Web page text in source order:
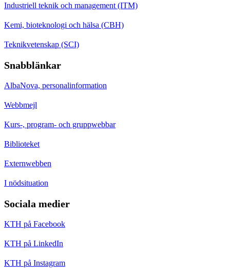
Industriell teknik och management (ITM)
Kemi, bioteknologi och hälsa (CBH)
Teknikvetenskap (SCI)
Snabblänkar
AlbaNova, personalinformation
Webbmejl
Kurs-, program- och gruppwebbar
Biblioteket
Externwebben
I nödsituation
Sociala medier
KTH på Facebook
KTH på LinkedIn
KTH på Instagram